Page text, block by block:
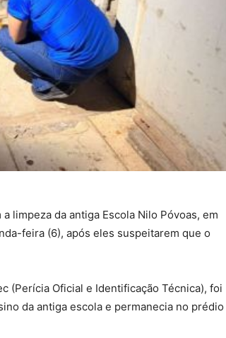
limpeza da antiga Escola Nilo Póvoas, em
feira (6), após eles suspeitarem que o
(Perícia Oficial e Identificação Técnica), foi
da antiga escola e permanecia no prédio